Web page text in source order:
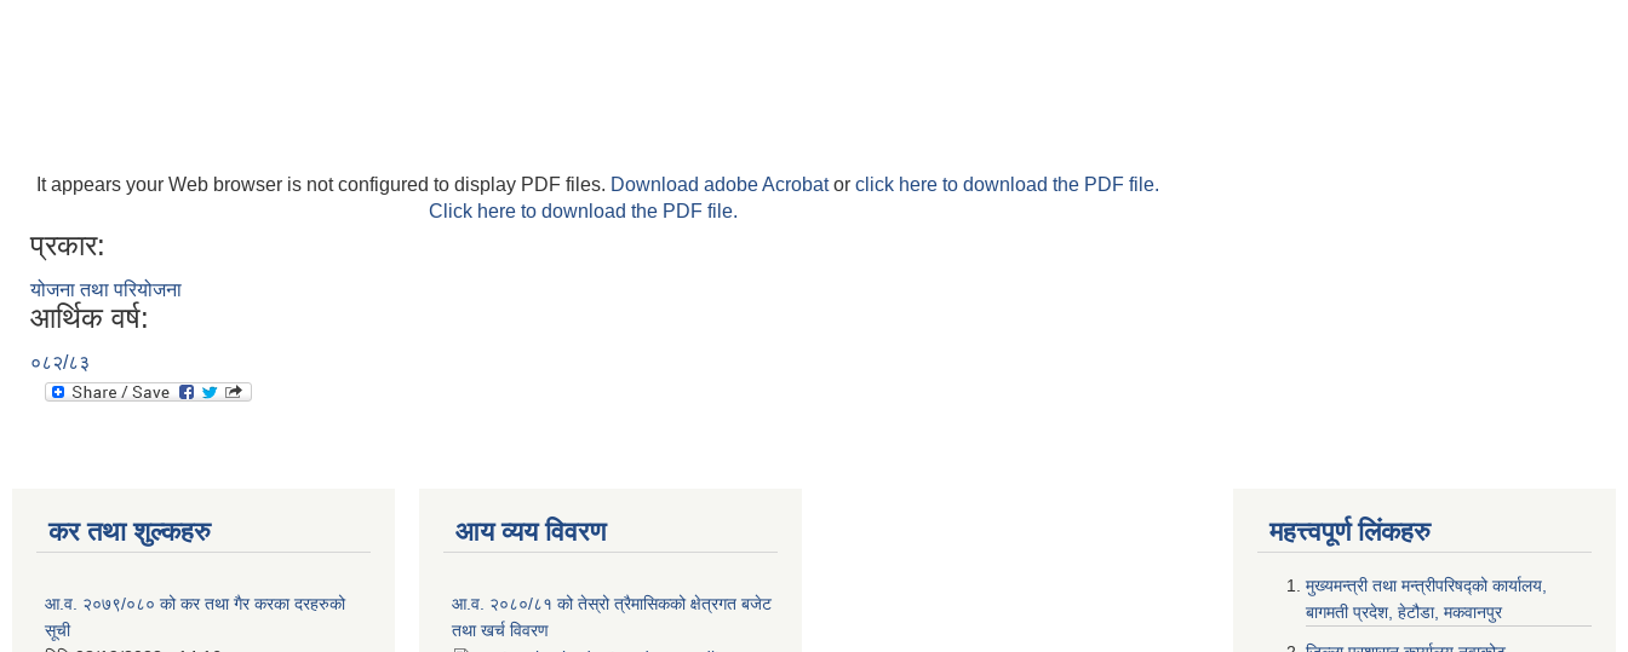
It appears your Web browser is not configured to display PDF files. Download adobe Acrobator click here to download the PDF file.
Click here to download the PDF file.
प्रकार:
योजना तथा परियोजना
आर्थिक वर्ष:
०८२/८३
कर तथा शुल्कहरु
आ.व. २०७९/०८० को कर तथा गैर करका दरहरुको
सूची
आय व्यय विवरण
आ.व. २०८०/८१ को तेस्रो त्रैमासिकको क्षेत्रगत बजेट
तथा खर्च विवरण
महत्त्वपूर्ण लि‌ंकहरु
मुख्यमन्त्री तथा मन्त्रीपरिषद्को कार्यालय,
बागमती प्रदेश, हेटौडा, मकवानपुर